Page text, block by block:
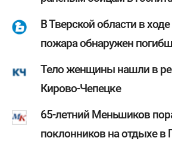
В Тверской области в
пожара обнаружен
Тело женщины нашли в
Кирово-Чепецке
65-летний Меньшиков
поклонников на отдыхе в